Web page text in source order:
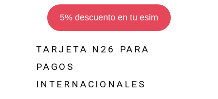
5% descuento en tu esim
TARJETA N26 PARA
PAGOS
INTERNACIONALES